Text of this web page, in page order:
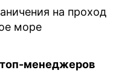
на проход
море
менеджеров